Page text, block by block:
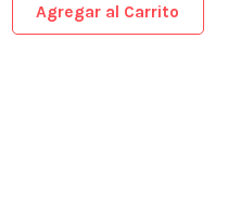
Agregar al Carrito